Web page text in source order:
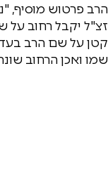
הרב פרטוש מוסיף,
זצ"ל יקבל רחוב על
קטן על שם הרב
שמו ואכן הרחוב